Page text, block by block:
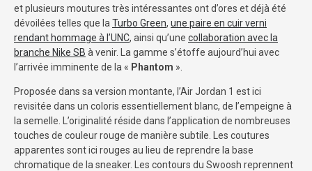
et plusieurs moutures très intéressantes ont d’ores et déjà été
dévoilées telles que la Turbo Green, une paire en cuir verni
rendant hommage à l’UNC, ainsi qu’une collaboration avec la
branche Nike SB à venir. La gamme s’étoffe aujourd’hui avec
l’arrivée imminente de la « Phantom ».
Proposée dans sa version montante, l’Air Jordan 1 est ici
revisitée dans un coloris essentiellement blanc, de l’empeigne à
la semelle. L’originalité réside dans l’application de nombreuses
touches de couleur rouge de manière subtile. Les coutures
apparentes sont ici rouges au lieu de reprendre la base
chromatique de la sneaker. Les contours du Swoosh reprennent